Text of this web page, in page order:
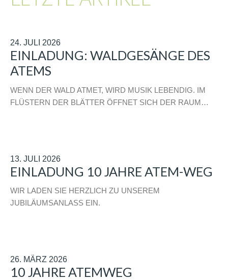
24. JULI 2026
EINLADUNG: WALDGESÄNGE DES
ATEMS
WENN DER WALD ATMET, WIRD MUSIK LEBENDIG. IM
FLÜSTERN DER BLÄTTER ÖFFNET SICH DER RAUM…
13. JULI 2026
EINLADUNG 10 JAHRE ATEM-WEG
WIR LADEN SIE HERZLICH ZU UNSEREM
JUBILÄUMSANLASS EIN.
26. MÄRZ 2026
10 JAHRE ATEMWEG